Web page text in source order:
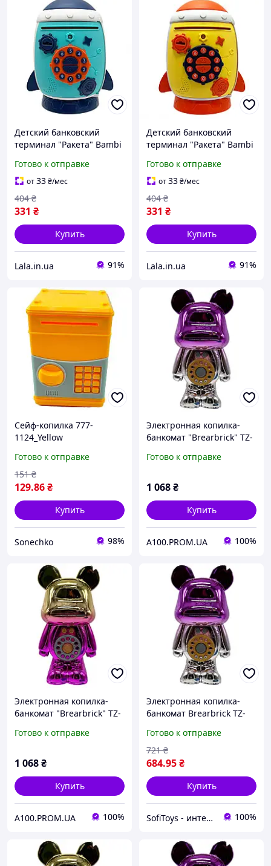
Детский банковский
терминал "Ракета" Bambi
животных, ключ
Бирюзовый, Lala.in.ua
Готово к отправке
от33₴/мес
331 ₴
404 ₴
Купить
Lala.in.ua 91%
Детский банковский
терминал "Ракета" Bambi
животных, ключ Желтый,
Lala.in.ua
Готово к отправке
от33₴/мес
331 ₴
404 ₴
Купить
Lala.in.ua 91%
Сейф-копилка 777-
1124_Yellow
Готово к отправке
129.86₴
151 ₴
Купить
Sonechko 98%
Электронная копилка-
банкомат "Brearbrick" TZ-
Готово к отправке
1 068₴
Купить
A100.PROM.UA 100%
Электронная копилка-
банкомат "Brearbrick" TZ-
Готово к отправке
1 068₴
Купить
A100.PROM.UA 100%
Электронная копилка-
банкомат Brearbrick TZ-
прием купюр, кодовый
замок, ключ, фиолетовая
Готово к отправке
684.95₴
721 ₴
Купить
SofiToys - интернет-магазин детских игрушек в Украине 100%